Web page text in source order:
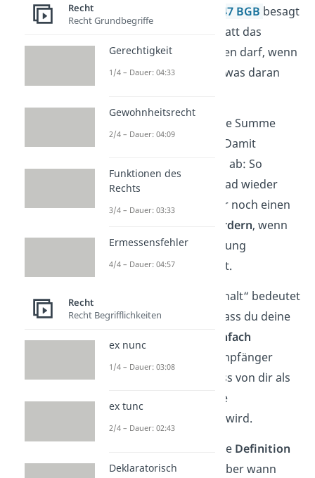
gegen dich einleiten.
§ 647 BGB besagt
nämlich, dass die Werkstatt das
Fahrrad als Pfand behalten darf, wenn
sie es hergestellt oder etwas daran
✅ Alternativ kannst du die Summe
unter Vorbehalt
zahlen. Damit
sicherst du dich rechtlich ab: So
bekommst du dein Fahrrad wieder
und kannst später immer noch einen
zurückfordern, wenn
klar wird, dass die Rechnung
unrechtmäßig zu hoch ist.
Der Zusatz „unter Vorbehalt“ bedeutet
bei einerZahlung
also, dass du deine
Zahlungsschuld
nicht einfach
. Denn der Empfänger
muss damit rechnen, dass von dir als
Zahlungspflichtigem eine
erfolgen wird.
Klasse! Jetzt kennst du die Definition
von„unter Vorbehalt“
. Aber wann
Recht
Recht Grundbegriffe
Gerechtigkeit
1/4 – Dauer: 04:33
Gewohnheitsrecht
2/4 – Dauer: 04:09
Funktionen des
Rechts
3/4 – Dauer: 03:33
Ermessensfehler
4/4 – Dauer: 04:57
Recht
Recht Begrifflichkeiten
ex nunc
1/4 – Dauer: 03:08
ex tunc
2/4 – Dauer: 02:43
Deklaratorisch